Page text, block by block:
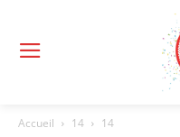
Accueil 14 14